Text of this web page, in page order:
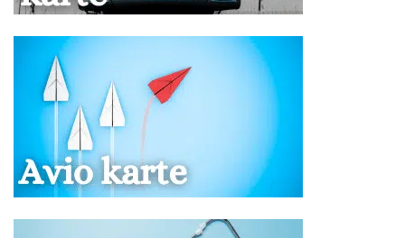
Treća odrasla osoba se može smestiti u standardnu
dvokrevetnu sobu sa pomoćnim ležajem, u smeštajnim
objektima u kojima je za istu naznačena cena, plaća
iznos naveden u tabeli programa putovanja, ima
smeštaj u pomoćnom ležaju, uslugu u hotelu kao
punoplatežna osoba.
Doplata za jednokrevetnu (1/1) sobu u većini hotela
iznosi od 40-90 % od ukupne cene aranžmana i cena je
naveden u tabeli programa putovanja.
Doplata za korišćenje klima uređaja se vrši u agenciji